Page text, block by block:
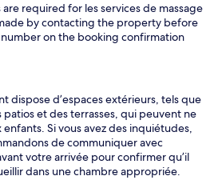
are required for les services de massage
by contacting the property before
on the booking confirmation
dispose d’espaces extérieurs, tels que
patios et des terrasses, qui peuvent ne
enfants. Si vous avez des inquiétudes,
de communiquer avec
votre arrivée pour confirmer qu’il
dans une chambre appropriée.